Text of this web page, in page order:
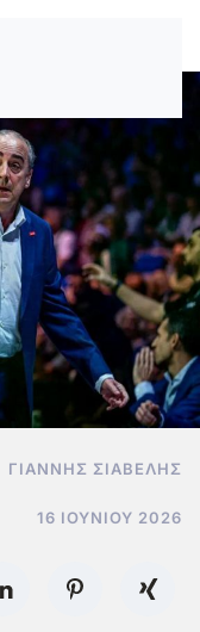
ΓΙΆΝΝΗΣ ΣΙΑΒΕΛΉΣ
16 ΙΟΥΝΊΟΥ 2026